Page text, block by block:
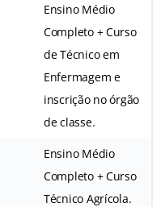
Ensino Médio
Completo + Curso
de Técnico em
Enfermagem e
inscrição no órgão
de classe.
Ensino Médio
Completo + Curso
Técnico Agrícola.